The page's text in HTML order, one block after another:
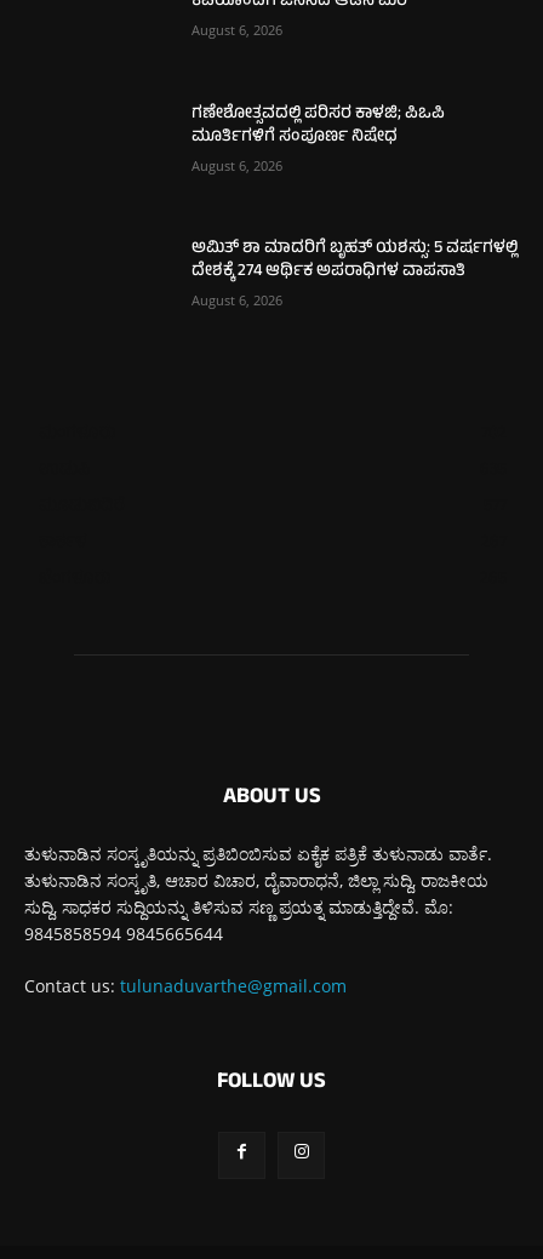
August 6, 2026
ಗಣೇಶೋತ್ಸವದಲ್ಲಿ ಪರಿಸರ ಕಾಳಜಿ; ಪಿಒಪಿ
ಮೂರ್ತಿಗಳಿಗೆ ಸಂಪೂರ್ಣ ನಿಷೇಧ
August 6, 2026
ಅಮಿತ್ ಶಾ ಮಾದರಿಗೆ ಬೃಹತ್ ಯಶಸ್ಸು: 5 ವರ್ಷಗಳಲ್ಲಿ
ದೇಶಕ್ಕೆ 274 ಆರ್ಥಿಕ ಅಪರಾಧಿಗಳ ವಾಪಸಾತಿ
August 6, 2026
ABOUT US
ತುಳುನಾಡಿನ ಸಂಸ್ಕೃತಿಯನ್ನು ಪ್ರತಿಬಿಂಬಿಸುವ ಏಕೈಕ ಪತ್ರಿಕೆ ತುಳುನಾಡು ವಾರ್ತೆ.
ತುಳುನಾಡಿನ ಸಂಸ್ಕೃತಿ, ಆಚಾರ ವಿಚಾರ, ದೈವಾರಾಧನೆ, ಜಿಲ್ಲಾ ಸುದ್ದಿ, ರಾಜಕೀಯ
ಸುದ್ದಿ, ಸಾಧಕರ ಸುದ್ದಿಯನ್ನು ತಿಳಿಸುವ ಸಣ್ಣ ಪ್ರಯತ್ನ ಮಾಡುತ್ತಿದ್ದೇವೆ. ಮೊ:
9845858594 9845665644
Contact us: tulunaduvarthe@gmail.com
FOLLOW US